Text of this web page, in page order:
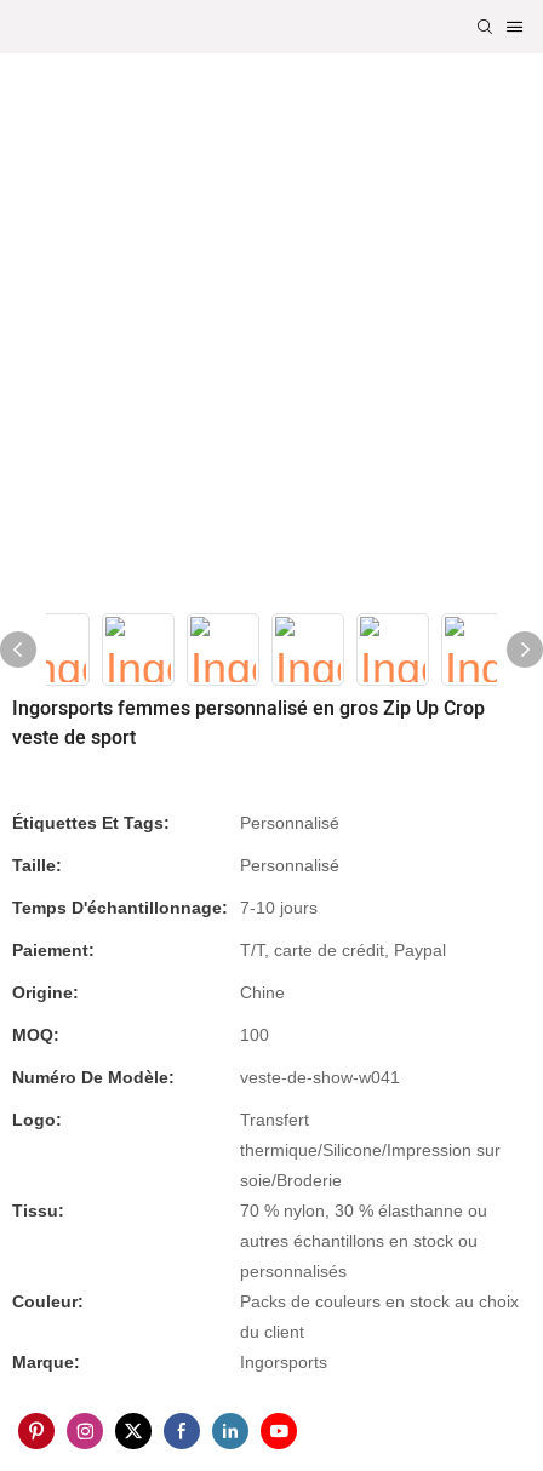
Ingorsports femmes personnalisé en gros Zip Up Crop
veste de sport
Étiquettes Et Tags: Personnalisé
Taille: Personnalisé
Temps D'échantillonnage: 7-10 jours
Paiement: T/T, carte de crédit, Paypal
Origine: Chine
MOQ: 100
Numéro De Modèle: veste-de-show-w041
Logo:
Transfert
thermique/Silicone/Impression sur
soie/Broderie
Tissu:
70 % nylon, 30 % élasthanne ou
autres échantillons en stock ou
personnalisés
Couleur:
Packs de couleurs en stock au choix
du client
Marque:
Ingorsports